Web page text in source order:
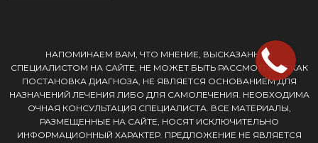
НАПОМИНАЕМ ВАМ, ЧТО МНЕНИЕ, ВЫСКАЗАННОЕ
СПЕЦИАЛИСТОМ НА САЙТЕ, НЕ МОЖЕТ БЫТЬ РАССМОТРЕНО КАК
ПОСТАНОВКА ДИАГНОЗА, НЕ ЯВЛЯЕТСЯ ОСНОВАНИЕМ ДЛЯ
НАЗНАЧЕНИЙ ЛЕЧЕНИЯ ЛИБО ДЛЯ САМОЛЕЧЕНИЯ. НЕОБХОДИМА
ОЧНАЯ КОНСУЛЬТАЦИЯ СПЕЦИАЛИСТА. ВСЕ МАТЕРИАЛЫ,
РАЗМЕЩЕННЫЕ НА САЙТЕ, НОСЯТ ИСКЛЮЧИТЕЛЬНО
ИНФОРМАЦИОННЫЙ ХАРАКТЕР. ПРЕДЛОЖЕНИЕ НЕ ЯВЛЯЕТСЯ